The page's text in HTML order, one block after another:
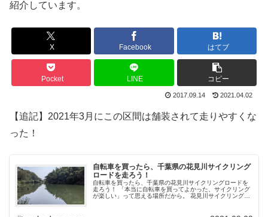
紹介しています。
X Facebook はてブ
Pocket LINE コピー
2017.09.14 2021.04.02
【追記】2021年3月にこの区間は舗装されて走りやすくな
った！
自転車を買ったら、千葉県の花見川サイクリング
ロードを走ろう！
自転車を買ったら、千葉県の花見川サイクリングロードを
走ろう！ 「本当に自転車を買ってよかった、サイクリング
が楽しい」って思える場所だから。 花見川サイクリングロ